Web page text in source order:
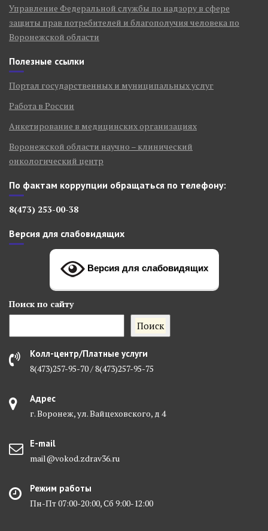
Управление Федеральной службы по надзору в сфере
защиты прав потребителей и благополучия человека по
Воронежской области
Полезные ссылки
Портал государственных и муниципальных услуг
Работа в России
Анкетирование в медицинских организациях
Воронежской области научно – клинический
онкологический центр
По фактам коррупции обращаться по телефону:
8(473) 253-00-38
Версия для слабовидящих
Версия для слабовидящих
Поиск по сайту
Поиск
Колл-центр/Платные услуги
8(473)257-95-70 / 8(473)257-95-75
Адрес
г. Воронеж, ул. Вайцеховского, д 4
E-mail
mail@vokod.zdrav36.ru
Режим работы
Пн-Пт 07:00-20:00, Сб 9:00-12:00